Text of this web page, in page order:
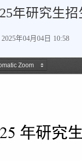
年研究生
年04月04日 10:58